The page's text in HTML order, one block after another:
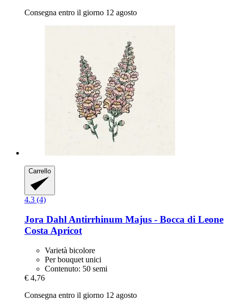
Consegna entro il giorno 12 agosto
Carrello
4.3 (4)
Jora Dahl Antirrhinum Majus -​ Bocca di Leone
Costa Apricot
Varietà bicolore
Per bouquet unici
Contenuto: 50 semi
€ 4,76
Consegna entro il giorno 12 agosto